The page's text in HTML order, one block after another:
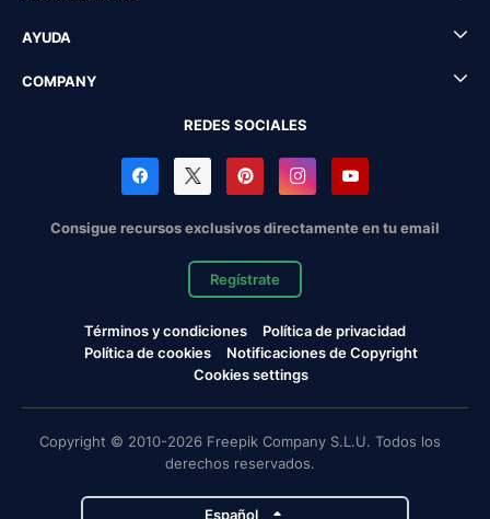
AYUDA
COMPANY
REDES SOCIALES
Consigue recursos exclusivos directamente en tu email
Regístrate
Términos y condiciones
Política de privacidad
Política de cookies
Notificaciones de Copyright
Cookies settings
Copyright © 2010-2026 Freepik Company S.L.U. Todos los
derechos reservados.
Español